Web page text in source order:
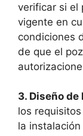
verificar si el
vigente en
condiciones
de que el
3. Diseño
los
la